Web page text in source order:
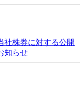
社株券に対する公開
知らせ